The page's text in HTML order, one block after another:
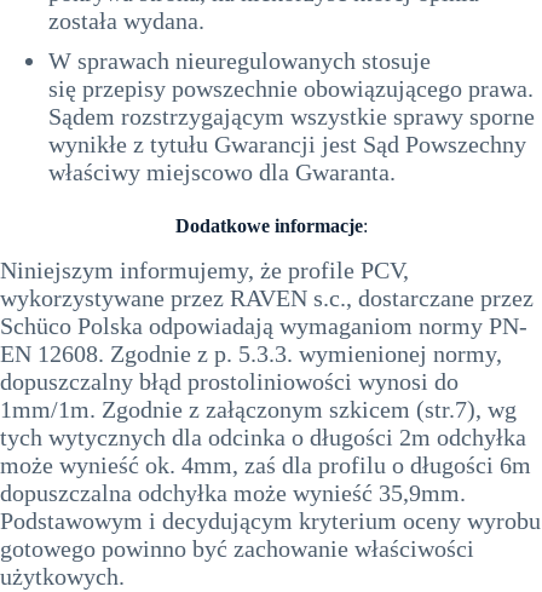
została wydana.
W sprawach nieuregulowanych stosuje
się przepisy powszechnie obowiązującego prawa.
Sądem rozstrzygającym wszystkie sprawy sporne
wynikłe z tytułu Gwarancji jest Sąd Powszechny
właściwy miejscowo dla Gwaranta.
Dodatkowe informacje:
Niniejszym informujemy, że profile PCV,
wykorzystywane przez RAVEN s.c., dostarczane przez
Schüco Polska odpowiadają wymaganiom normy PN-
EN 12608. Zgodnie z p. 5.3.3. wymienionej normy,
dopuszczalny błąd prostoliniowości wynosi do
1mm/1m. Zgodnie z załączonym szkicem (str.7), wg
tych wytycznych dla odcinka o długości 2m odchyłka
może wynieść ok. 4mm, zaś dla profilu o długości 6m
dopuszczalna odchyłka może wynieść 35,9mm.
Podstawowym i decydującym kryterium oceny wyrobu
gotowego powinno być zachowanie właściwości
użytkowych.